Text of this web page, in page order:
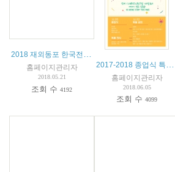
2018 재외동포 한국전통문화연수 프로그램
홈페이지관리자
2018.05.21
조회 수4192
홈페이지관리자
2018.06.05
조회 수4099